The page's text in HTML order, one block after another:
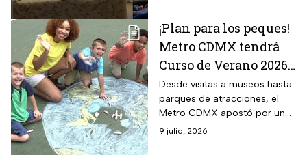
¡Plan para los peques!
Metro CDMX tendrá
Curso de Verano 2026
y así puedes
inscribirte
Desde visitas a museos hasta
parques de atracciones, el
Metro CDMX apostó por un
verano divertido para los
9 julio, 2026